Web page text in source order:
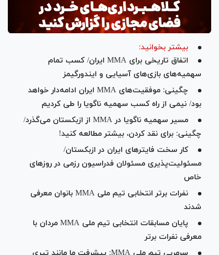
بیشتر بخوانید:
اتفاق تاریخی برای MMA ایران/ کسب تمام
سهمیه‌های بازی‌های آسیایی و ایندورگیمز
چگینی: موفقیت‌های MMA ایران ادامه‌دار خواهد
بود/ نیمی از راه کسب سهمیه ناگویا را طی کردیم
مسیر سهمیه ناگویا در MMA از ازبکستان می‌گذرد/
چگینی: برای نقد کردن، بیشتر مطالعه کنید!
کار سخت فایتر‌های ایران در ازبکستان/
مسئولیت‌پذیری مسئولان فدراسیون رزمی در روز‌های
خاص
نفرات برتر انتخابی تیم ملی MMA بانوان معرفی
شدند
پایان مسابقات انتخابی تیم ملی MMA مردان با
معرفی نفرات برتر
سرمربی تیم ملی MMA: پیشرفت ما مانند تیری